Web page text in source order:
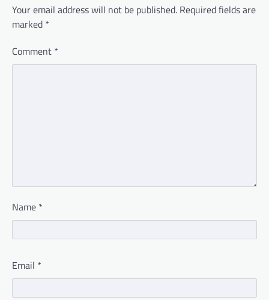
Your email address will not be published. Required fields are
marked *
Comment *
Name *
Email *